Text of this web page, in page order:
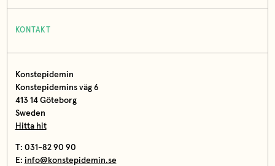
KONTAKT
Konstepidemin
Konstepidemins väg 6
413 14 Göteborg
Sweden
Hitta hit
T: 031-82 90 90
E: info@konstepidemin.se